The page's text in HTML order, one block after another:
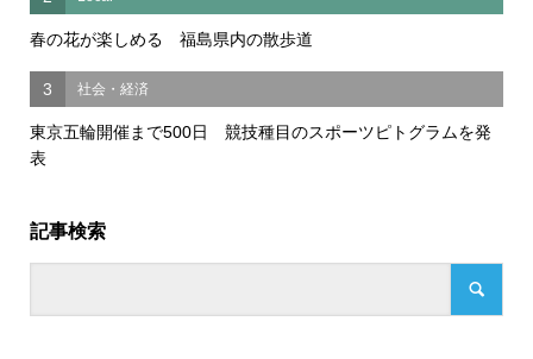
春の花が楽しめる 福島県内の散歩道
3 社会・経済
東京五輪開催まで500日 競技種目のスポーツピトグラムを発
表
記事検索